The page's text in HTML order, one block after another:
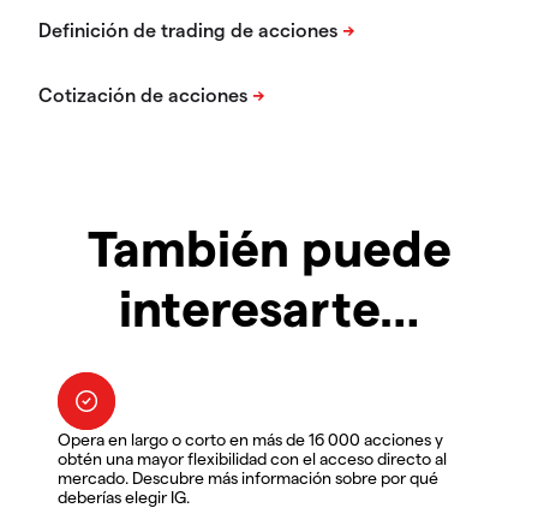
También puede
interesarte…
Opera en largo o corto en más de 16 000 acciones y
obtén una mayor flexibilidad con el acceso directo al
mercado. Descubre más información sobre por qué
deberías elegir IG.